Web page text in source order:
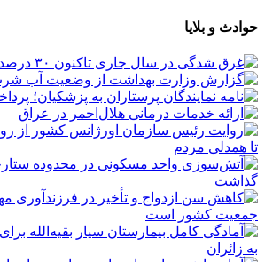
حوادث و بلایا